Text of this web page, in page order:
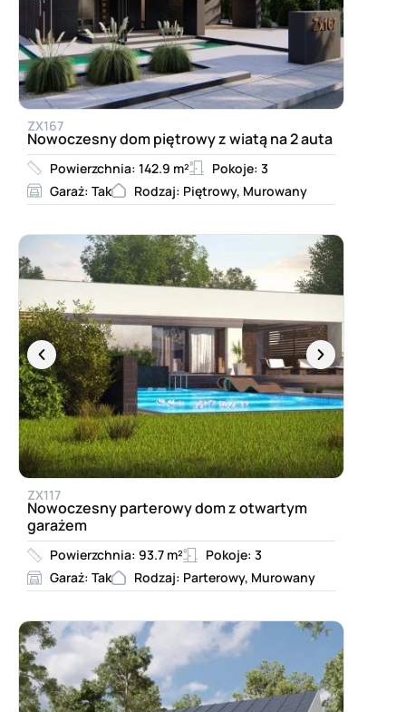
ZX167
Nowoczesny dom piętrowy z wiatą na 2 auta
Powierzchnia: 142.9 m²
Pokoje: 3
Garaż: Tak
Rodzaj: Piętrowy, Murowany
ZX117
Nowoczesny parterowy dom z otwartym
garażem
Powierzchnia: 93.7 m²
Pokoje: 3
Garaż: Tak
Rodzaj: Parterowy, Murowany